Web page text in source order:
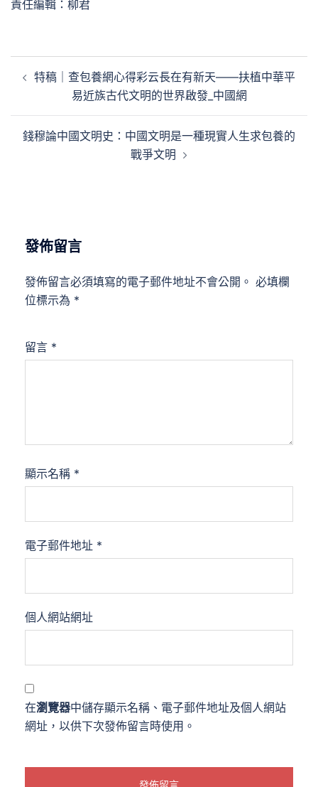
責任編輯：柳君
章
覽
特稿｜查包養網心得彩云長在有新天——扶植中華平
易近族古代文明的世界啟發_中國網
錢穆論中國文明史：中國文明是一種現實人生求包養的
戰爭文明
發佈留言
發佈留言必須填寫的電子郵件地址不會公開。 必填欄
位標示為 *
留言 *
顯示名稱 *
電子郵件地址 *
個人網站網址
在瀏覽器中儲存顯示名稱、電子郵件地址及個人網站
網址，以供下次發佈留言時使用。